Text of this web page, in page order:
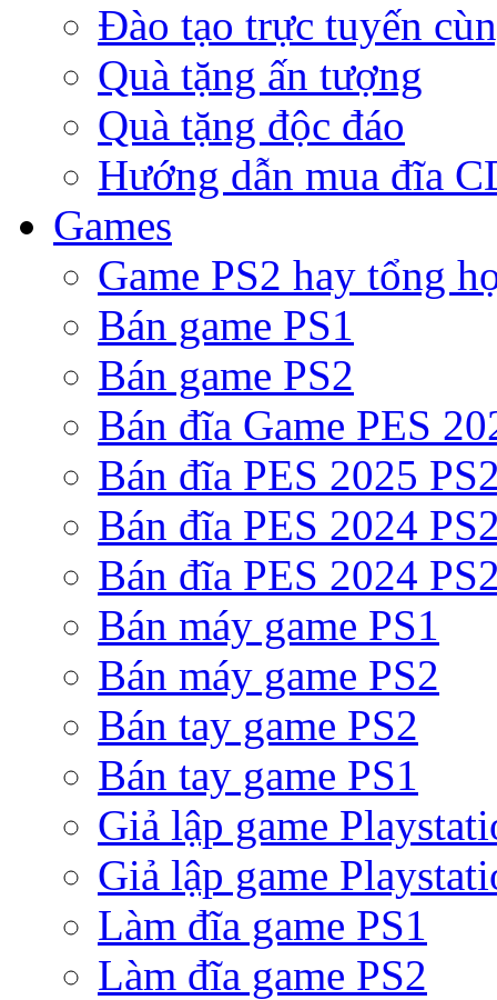
Đào tạo trực tuyến
Quà tặng ấn tượng
Quà tặng độc đáo
Hướng dẫn mua đĩa
Games
Game PS2 hay tổng
Bán game PS1
Bán game PS2
Bán đĩa Game PES
Bán đĩa PES 2025
Bán đĩa PES 2024
Bán đĩa PES 2024
Bán máy game PS1
Bán máy game PS2
Bán tay game PS2
Bán tay game PS1
Giả lập game
Giả lập game
Làm đĩa game PS1
Làm đĩa game PS2